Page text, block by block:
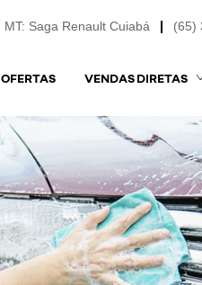
(65)
MT: Saga Renault Cuiabá
OFERTAS VENDAS DIRETAS